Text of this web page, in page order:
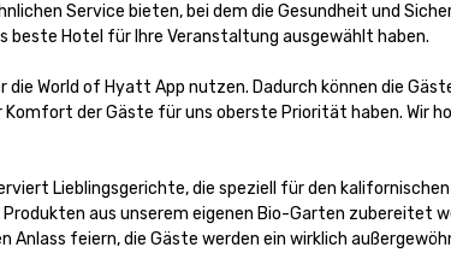
Service bieten, bei dem die Gesundheit und
beste Hotel für Ihre Veranstaltung ausgewählt haben.
die World of Hyatt App nutzen. Dadurch können die
der Gäste für uns oberste Priorität haben. Wir
Lieblingsgerichte, die speziell für den
aus unserem eigenen Bio-Garten zubereitet
Anlass feiern, die Gäste werden ein wirklich